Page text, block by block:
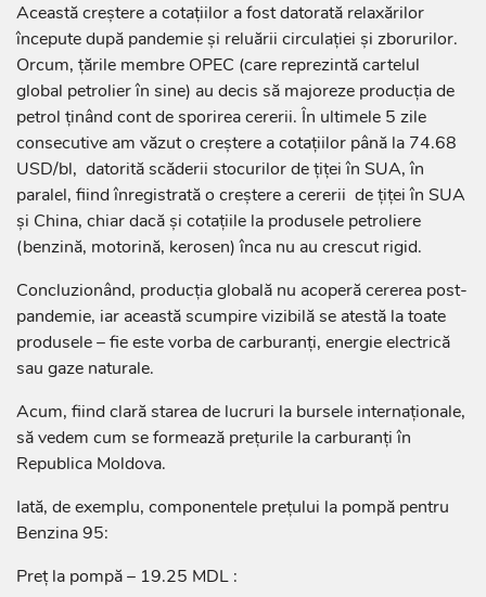
Această creștere a cotațiilor a fost datorată relaxărilor
începute după pandemie și reluării circulației și zborurilor.
Orcum, țările membre OPEC (care reprezintă cartelul
global petrolier în sine) au decis să majoreze producția de
petrol ținând cont de sporirea cererii. În ultimele 5 zile
consecutive am văzut o creștere a cotațiilor până la 74.68
USD/bl, datorită scăderii stocurilor de țiței în SUA, în
paralel, fiind înregistrată o creștere a cererii de țiței în SUA
și China, chiar dacă și cotațiile la produsele petroliere
(benzină, motorină, kerosen) înca nu au crescut rigid.
Concluzionând, producția globală nu acoperă cererea post-
pandemie, iar această scumpire vizibilă se atestă la toate
produsele – fie este vorba de carburanți, energie electrică
sau gaze naturale.
Acum, fiind clară starea de lucruri la bursele internaționale,
să vedem cum se formează prețurile la carburanți în
Republica Moldova.
Iată, de exemplu, componentele prețului la pompă pentru
Benzina 95:
Preț la pompă – 19.25 MDL :